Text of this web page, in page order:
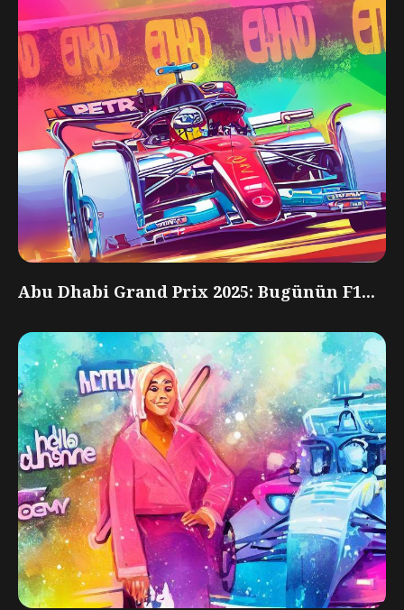
Abu Dhabi Grand Prix 2025: Bugünün F1...